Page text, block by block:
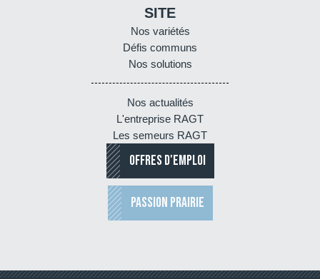
SITE
Nos variétés
Défis communs
Nos solutions
Nos actualités
L'entreprise RAGT
Les semeurs RAGT
OFFRES D'EMPLOI
PASSION PRAIRIE